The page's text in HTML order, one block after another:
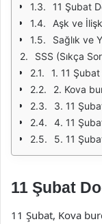
11 Şubat
Aşk ve
Sağlık ve
SSS (Sıkça
1. 11 Şubat
2. Kova
3. 11 Şubat
4. 11
5. 11 Şubat
11 Şubat
11 Şubat, Kova